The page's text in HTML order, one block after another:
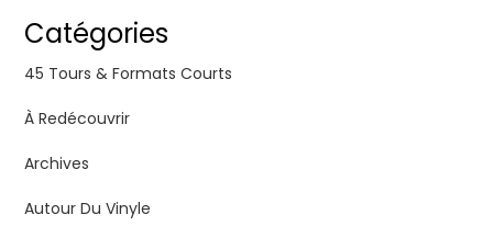
Catégories
45 Tours & Formats Courts
À Redécouvrir
Archives
Autour Du Vinyle